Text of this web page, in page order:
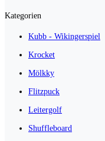
Kategorien
Kubb - Wikingerspiel
Krocket
Mölkky
Flitzpuck
Leitergolf
Shuffleboard